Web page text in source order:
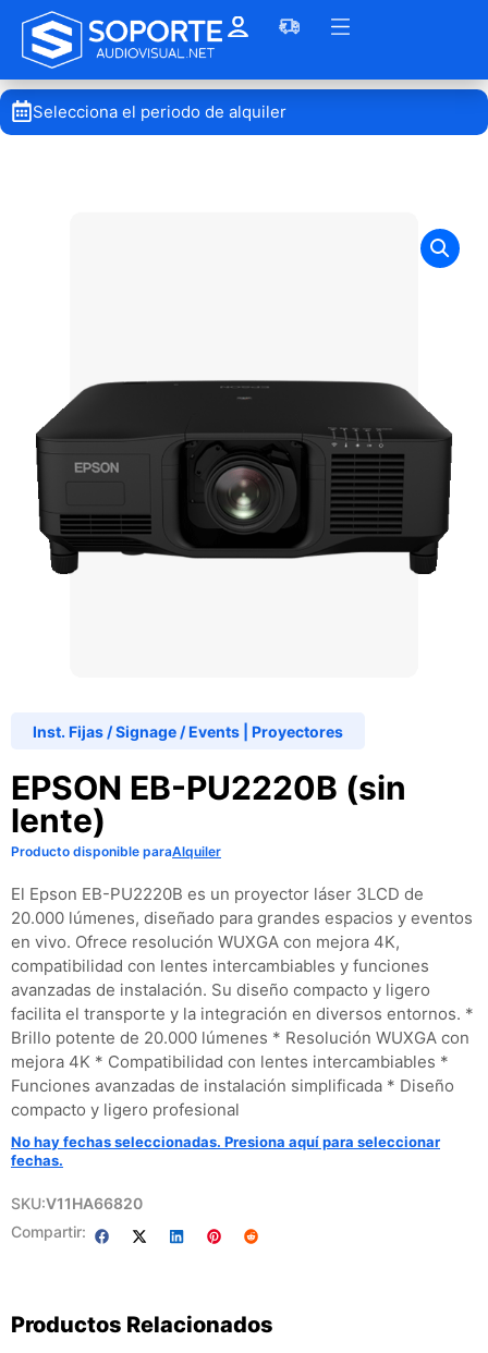
Selecciona el periodo de alquiler
Inst. Fijas / Signage / Events Proyectores
EPSON EB-PU2220B (sin
lente)
Producto disponible paraAlquiler
El Epson EB-PU2220B es un proyector láser 3LCD de
20.000 lúmenes, diseñado para grandes espacios y eventos
en vivo. Ofrece resolución WUXGA con mejora 4K,
compatibilidad con lentes intercambiables y funciones
avanzadas de instalación. Su diseño compacto y ligero
facilita el transporte y la integración en diversos entornos. *
Brillo potente de 20.000 lúmenes * Resolución WUXGA con
mejora 4K * Compatibilidad con lentes intercambiables *
Funciones avanzadas de instalación simplificada * Diseño
compacto y ligero profesional
No hay fechas seleccionadas. Presiona aquí para seleccionar
fechas.
SKU:V11HA66820
Compartir:
Productos Relacionados